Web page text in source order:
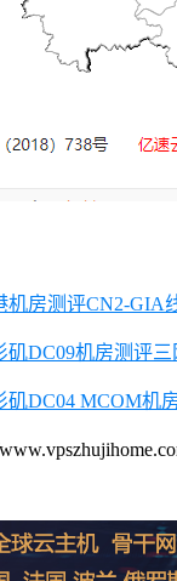
机房测评CN2-
矶DC09机房测评
矶DC04 MCOM机